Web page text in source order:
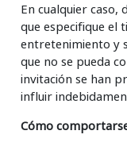
En cualquier
que especifique el
entretenimiento y
que no se pueda
invitación se han
influir
Cómo